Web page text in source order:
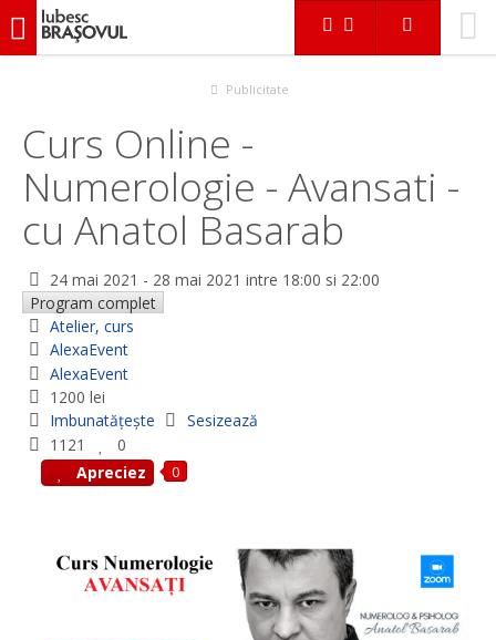
iubescbraşovul.ro
Curs Online - Numerologie - Avansati - cu Anatol Basarab
Publicitate
Curs Online -
Numerologie - Avansati -
cu Anatol Basarab
24 mai 2021 - 28 mai 2021 intre 18:00 si 22:00
Program complet
Atelier, curs
AlexaEvent
AlexaEvent
1200 lei
Imbunatățește
Sesizează
1121
0
Apreciez
0